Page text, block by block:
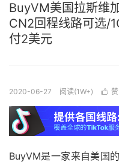
BuyVM美国拉斯维
CN2回程线路可选/
付2美元
2020-06-27 阅读(1W+) 
BuyVM是一家来自美国